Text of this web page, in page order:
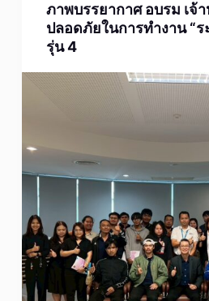
ภาพบรรยากาศ อบรม เจ้
ปลอดภัยในการทำงาน “
รุ่น 4